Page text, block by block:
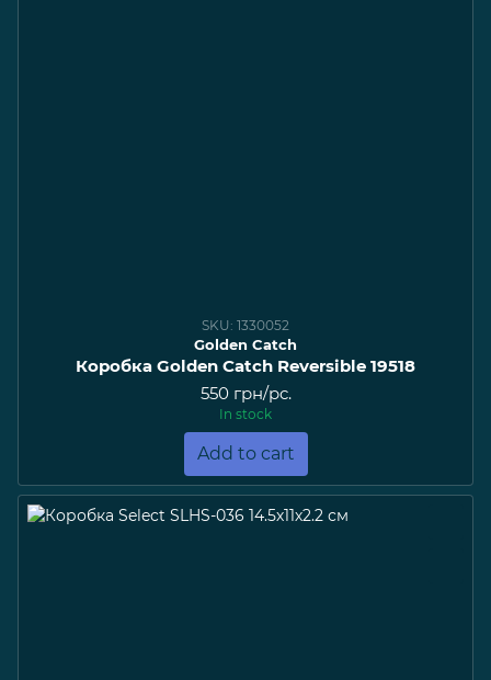
SKU: 1330052
Golden Catch
Коробка Golden Catch Reversible 19518
550 грн/pc.
In stock
Add to cart